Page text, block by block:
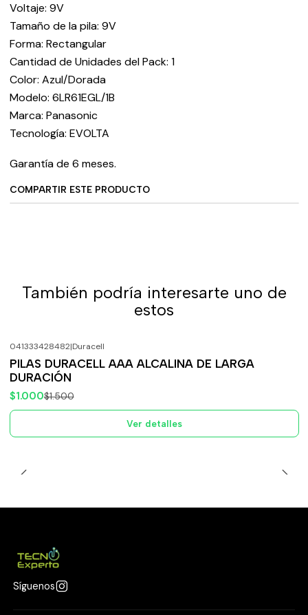
Voltaje: 9V
Tamaño de la pila: 9V
Forma: Rectangular
Cantidad de Unidades del Pack: 1
Color: Azul/Dorada
Modelo: 6LR61EGL/1B
Marca: Panasonic
Tecnología: EVOLTA
Garantía de 6 meses.
COMPARTIR ESTE PRODUCTO
También podría interesarte uno de
estos
Agotado
041333428482|Duracell
PILAS DURACELL AAA ALCALINA DE LARGA
DURACIÓN
$1.000$1.500
Ver detalles
Síguenos